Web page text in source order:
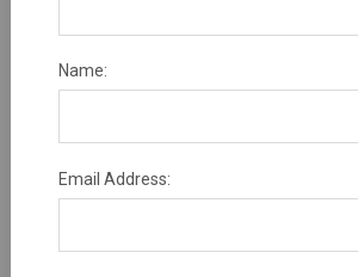
Name:
Email Address: